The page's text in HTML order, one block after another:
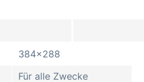
384x288
Für alle Zwecke